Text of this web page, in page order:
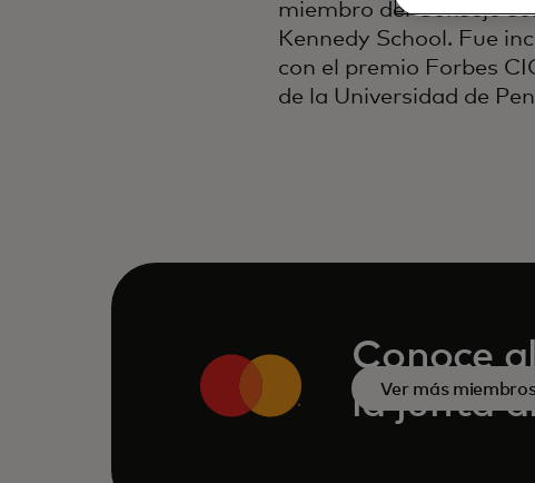
miembro del Consejo
Kennedy School. Fue
con el premio Forbes
de la Universidad de
Conoce
la junta
Ver más